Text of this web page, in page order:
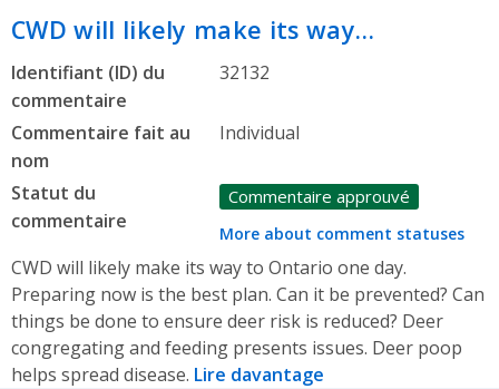
CWD will likely make its way…
Identifiant (ID) du
commentaire
32132
Commentaire fait au
nom
Individual
Statut du
commentaire
Commentaire approuvé
More about comment statuses
CWD will likely make its way to Ontario one day.
Preparing now is the best plan. Can it be prevented? Can
things be done to ensure deer risk is reduced? Deer
congregating and feeding presents issues. Deer poop
helps spread disease. Lire davantage